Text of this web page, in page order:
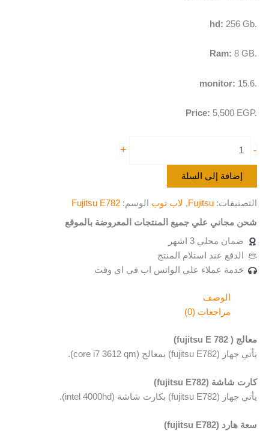
hd: 256 Gb.
Ram: 8 GB.
monitor: 15.6.
Price: 5,500 EGP.
-
+
إضافة إلى السلة
التصنيفات: Fujitsu
, لاب توب الوسم: Fujitsu E782
شحن مجاني علي جميع المنتجات المعروضة بالموقع
ضمان محلي 3 اشهر
الدفع عند استلام المنتج
خدمة عملاء علي الواتس اب في اي وقت
الوصف
مراجعات (0)
معالج ( fujitsu E 782)
يأتي جهاز (fujitsu E782) بمعالج (core i7 3612 qm).
كارت شاشة (fujitsu E782)
يأتي جهاز (fujitsu E782) بكارت شاشة (intel 4000hd).
سعة هارد (fujitsu E782)